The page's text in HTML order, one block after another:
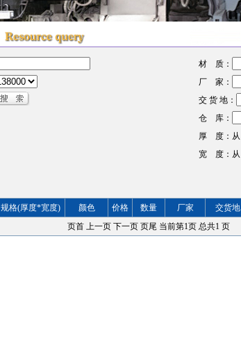
材 质：
厂 家：
交 货 地：
仓 库：
厚 度：从
宽 度：从
规格(厚度*宽度) 颜色 价格 数量 厂家 交货地
页首 上一页 下一页 页尾 当前第1页 总共1 页